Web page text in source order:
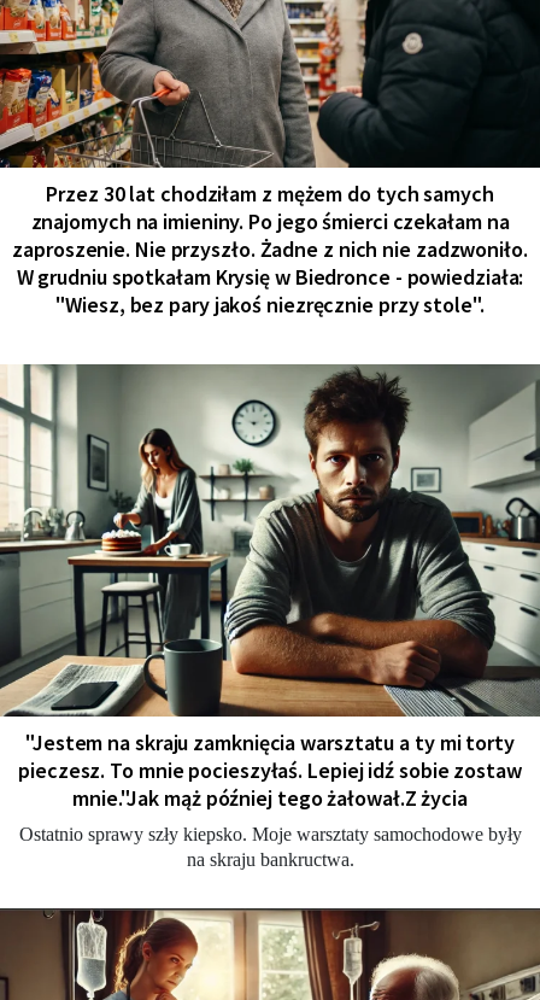
Przez 30 lat chodziłam z mężem do tych samych
znajomych na imieniny. Po jego śmierci czekałam na
zaproszenie. Nie przyszło. Żadne z nich nie zadzwoniło.
W grudniu spotkałam Krysię w Biedronce - powiedziała:
"Wiesz, bez pary jakoś niezręcznie przy stole".
"Jestem na skraju zamknięcia warsztatu a ty mi torty
pieczesz. To mnie pocieszyłaś. Lepiej idź sobie zostaw
mnie."Jak mąż później tego żałował.Z życia
Ostatnio sprawy szły kiepsko. Moje warsztaty samochodowe były
na skraju bankructwa.